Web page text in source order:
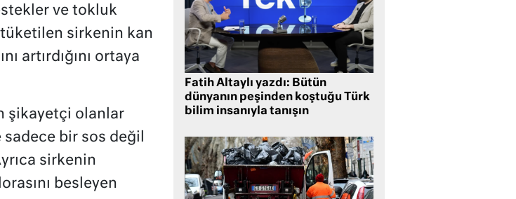
ve tokluk
tüketilen sirkenin kan
artırdığını ortaya
şikayetçi olanlar
bir sos değil
sirkenin
besleyen
Fatih Altaylı yazdı: Bütün
dünyanın peşinden koştuğu Türk
bilim insanıyla tanışın